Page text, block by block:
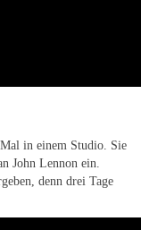
in einem Studio. Sie
John Lennon ein.
denn drei Tage